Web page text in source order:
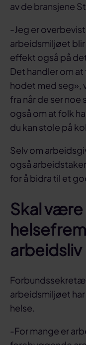
av de bransjene
-Jeg er
arbeidsmiljøet
effekt også på
Det handler om at
hodet med seg»,
fra når de ser noe
også om at folk
du kan stole på
Selv om
også
for å bidra til et
Skal
arbeidsliv
arbeidsmiljøet
helse.
-For mange er